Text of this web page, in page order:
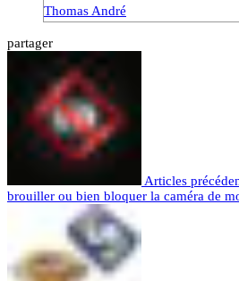
Thomas André
partager
Articles
brouiller ou bien bloquer la caméra de